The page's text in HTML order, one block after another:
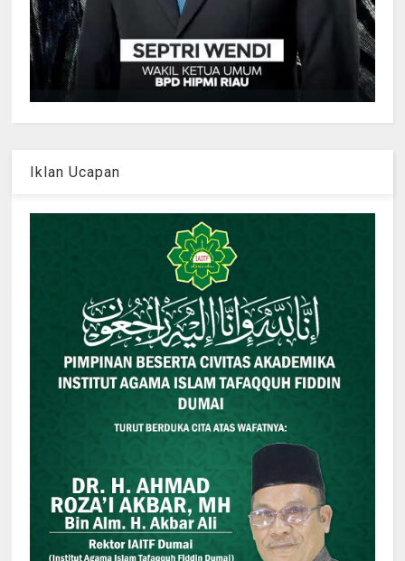
Iklan Ucapan